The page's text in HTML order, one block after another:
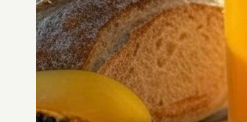
Boostez Votre Santé avec les Jus de